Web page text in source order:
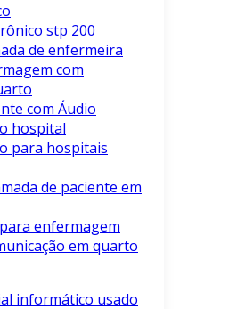
stp 200
de enfermeira
com
com Áudio
hospital
para hospitais
de paciente em
enfermagem
em quarto
informático usado